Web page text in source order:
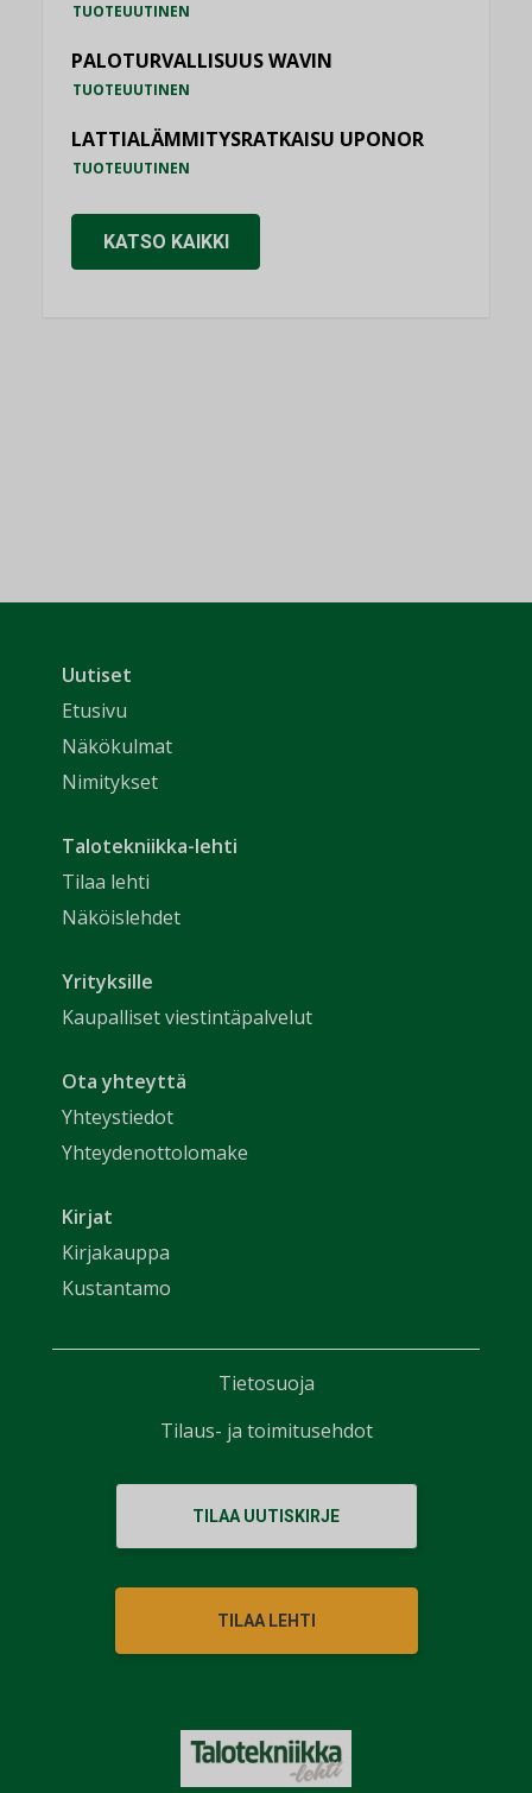
TUOTEUUTINEN
PALOTURVALLISUUS WAVIN
TUOTEUUTINEN
LATTIALÄMMITYSRATKAISU UPONOR
TUOTEUUTINEN
KATSO KAIKKI
Uutiset
Etusivu
Näkökulmat
Nimitykset
Talotekniikka-lehti
Tilaa lehti
Näköislehdet
Yrityksille
Kaupalliset viestintäpalvelut
Ota yhteyttä
Yhteystiedot
Yhteydenottolomake
Kirjat
Kirjakauppa
Kustantamo
TILAA UUTISKIRJE
TILAA LEHTI
Tietosuoja
Tilaus- ja toimitusehdot